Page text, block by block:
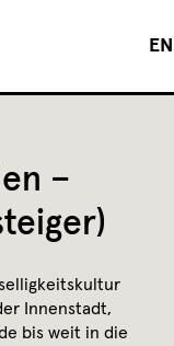
EN
–
Innenstadt,
bis weit in die